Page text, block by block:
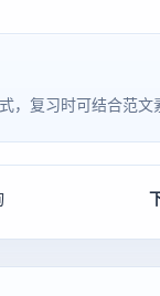
，复习时可结合范